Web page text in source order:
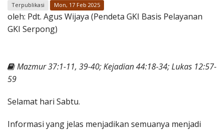
Berita Kegiatan
Materi
Penerbitan
Terpublikasi Mon, 17 Feb 2025
oleh: Pdt. Agus Wijaya (Pendeta GKI Basis Pelayanan
GKI Serpong)
Mazmur 37:1-11, 39-40; Kejadian 44:18-34; Lukas 12:57-
59
Selamat hari Sabtu.
Informasi yang jelas menjadikan semuanya menjadi